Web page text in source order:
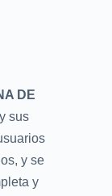
DE
sus
y se
y